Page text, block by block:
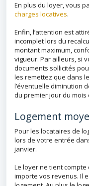
En plus du loyer, vous
charges locatives.
Enfin, l’attention est
incomplet lors du
montant maximum,
vigueur. Par ailleurs, si
documents sollicités
les remettez que dans
l’éventuelle diminution
du premier jour du mois
Logement
Pour les locataires de
lors de votre entrée
janvier.
Le loyer ne tient
importe vos revenus. Il